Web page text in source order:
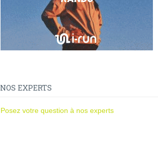
NOS EXPERTS
Posez votre question à nos experts